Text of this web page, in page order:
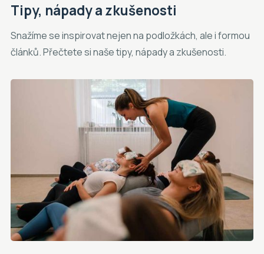
Tipy, nápady a zkušenosti
Snažíme se inspirovat nejen na podložkách, ale i formou
článků. Přečtete si naše tipy, nápady a zkušenosti.